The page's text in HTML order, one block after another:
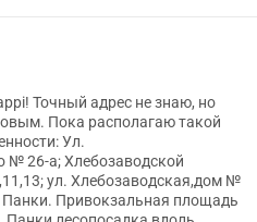
Точный адрес не знаю, но
Пока располагаю такой
Ул.
№ 26-а; Хлебозаводской
ул. Хлебозаводская,дом №
Панки. Привокзальная площадь